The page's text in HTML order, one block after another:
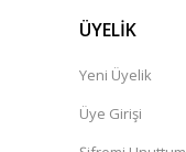
ÜYELİK
Yeni Üyelik
Üye Girişi